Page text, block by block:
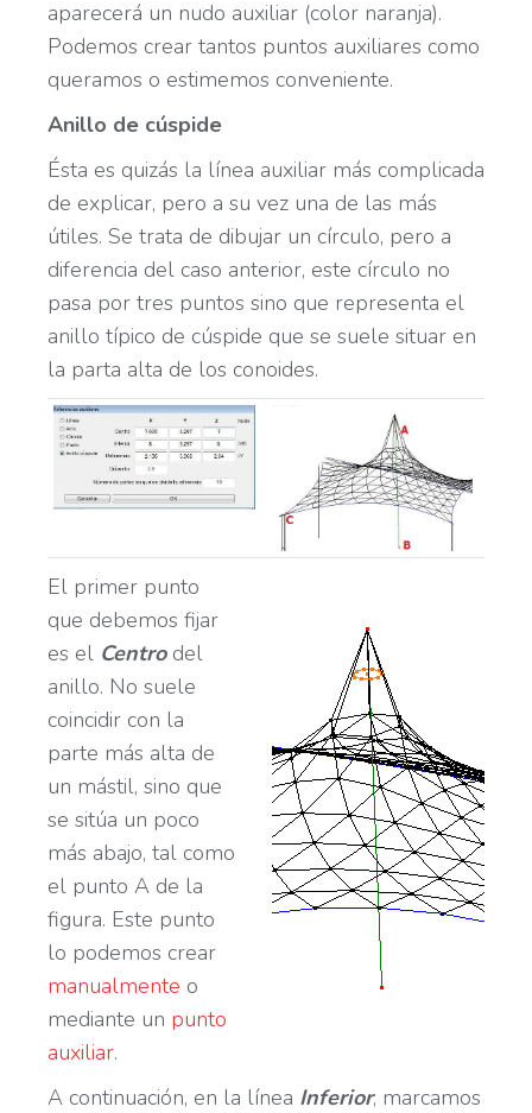
aparecerá un nudo auxiliar (color naranja).
Podemos crear tantos puntos auxiliares como
queramos o estimemos conveniente.
Anillo de cúspide
Ésta es quizás la línea auxiliar más complicada
de explicar, pero a su vez una de las más
útiles. Se trata de dibujar un círculo, pero a
diferencia del caso anterior, este círculo no
pasa por tres puntos sino que representa el
anillo típico de cúspide que se suele situar en
la parta alta de los conoides.
El primer punto
que debemos fijar
es el Centrodel
anillo. No suele
coincidir con la
parte más alta de
un mástil, sino que
se sitúa un poco
más abajo, tal como
el punto A de la
figura. Este punto
lo podemos crear
manualmente o
mediante un punto
auxiliar.
A continuación, en la línea Inferior, marcamos